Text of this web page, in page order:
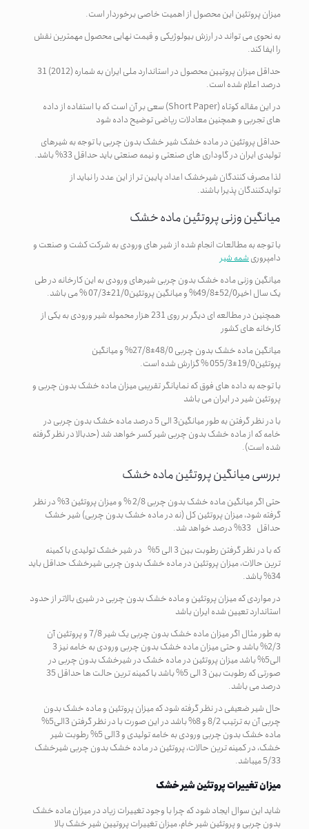
میزان پروتئین این محصول از اهمیت خاصی برخوردار است.
به نحوی می ­تواند در ارزش بیولوژیکی و قیمت نهایی محصول مهمترین نقش
را ایفا کند.
حداقل میزان پروتیین محصول در استاندارد ملی ایران به شماره (2012) 31
درصد اعلام شده است.
در این مقاله کوتاه (Short Paper) سعی بر آن است که با استفاده از داده
های تجربی و همچنین معادلات ریاضی توضیح داده شود
حداقل پروتئین در ماده خشک شیر خشک بدون چربی با توجه به شیرهای
تولیدی ایران در گاوداری های صنعتی و نیمه صنعتی باید حداقل 33% باشد.
لذا مصرف کنندگان شیرخشک اعداد پایین تر از این عدد را نباید از
توایدکنندگان پذیرا باشند.
میانگین وزنی پروتئین ماده خشک
با توجه به مطالعات انجام شده از شیر های ورودی به شرکت کشت و صنعت و
دامپروریشمه شیر
میانگین وزنی ماده خشک بدون چربی شیرهای ورودی به این کارخانه در طی
یک سال اخیر52/0±49/8% و میانگین پروتئین21/0±07/3 % می ­باشد.
همچنین در مطالعه ای دیگر بر روی 231 هزار محموله شیر ورودی به یکی از
کارخانه های کشور
میانگین ماده خشک بدون چربی 48/0±27/8% و میانگین
پروتئین19/0±055/3 % گزارش شده است.
با توجه به داده های فوق که نمایانگر تقریبی میزان ماده خشک بدون چربی و
پروتئین شیر در ایران می ­باشد
با در نظر گرفتن به طور میانگین3 الی 5 درصد ماده خشک بدون چربی در
خامه که از ماده خشک بدون چربی شیر کسر خواهد شد (حدبالا در نظر گرفته
شده است).
بررسی میانگین پروتئین ماده خشک
حتی اگر میانگین ماده خشک بدون چربی 2/8 % و میزان پروتئین 3% در نظر
گرفته شود، میزان پروتئین کل (نه در ماده خشک بدون چربی) شیر خشک
حداقل 33% درصد خواهد شد.
که با در نظر گرفتن رطوبت بین 3 الی 5% در شیر خشک تولیدی با کمینه
ترین حالات، میزان پروتئین در ماده خشک بدون چربی شیرخشک حداقل باید
34% باشد.
در مواردی که میزان پروتئین و ماده خشک بدون چربی در شیری بالاتر از حدود
استاندارد تعیین شده ایران باشد
به طور مثال اگر میزان ماده خشک بدون چربی یک شیر 7/8 و پروتئین آن
2/3% باشد و حتی میزان ماده خشک بدون چربی ورودی به خامه نیز 3
الی5% باشد میزان پروتئین در ماده خشک در شیرخشک بدون چربی در
صورتی که رطوبت بین 3 الی 5% باشد با کمینه ترین حالت ها حداقل 35
درصد می ­باشد.
حال شیر ضعیفی در نظر گرفته شود که میزان پروتئین و ماده خشک بدون
چربی آن به ترتیب 8/2 و 8% باشد در این صورت با در نظر گرفتن 3الی5%
ماده خشک بدون چربی ورودی به خامه تولیدی و 3الی 5% رطوبت شیر
خشک، در کمینه ترین حالات، پروتئین در ماده خشک بدون چربی شیرخشک
5/33 می­باشد.
میزان تغییرات پروتئین شیر خشک
شاید این سوال ایجاد شود که چرا با وجود تغییرات زیاد در میزان ماده خشک
بدون چربی و پروتئین شیر خام، میزان تغییرات پروتیین شیر خشک بالا